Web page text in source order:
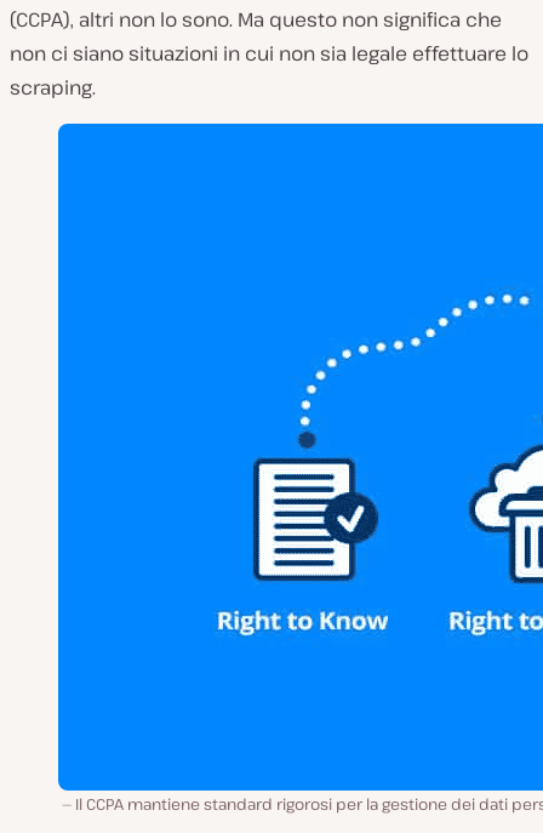
(CCPA), altri non lo sono. Ma questo non significa che
non ci siano situazioni in cui non sia legale effettuare lo
scraping.
Il CCPA mantiene standard rigorosi per la gestione dei dati